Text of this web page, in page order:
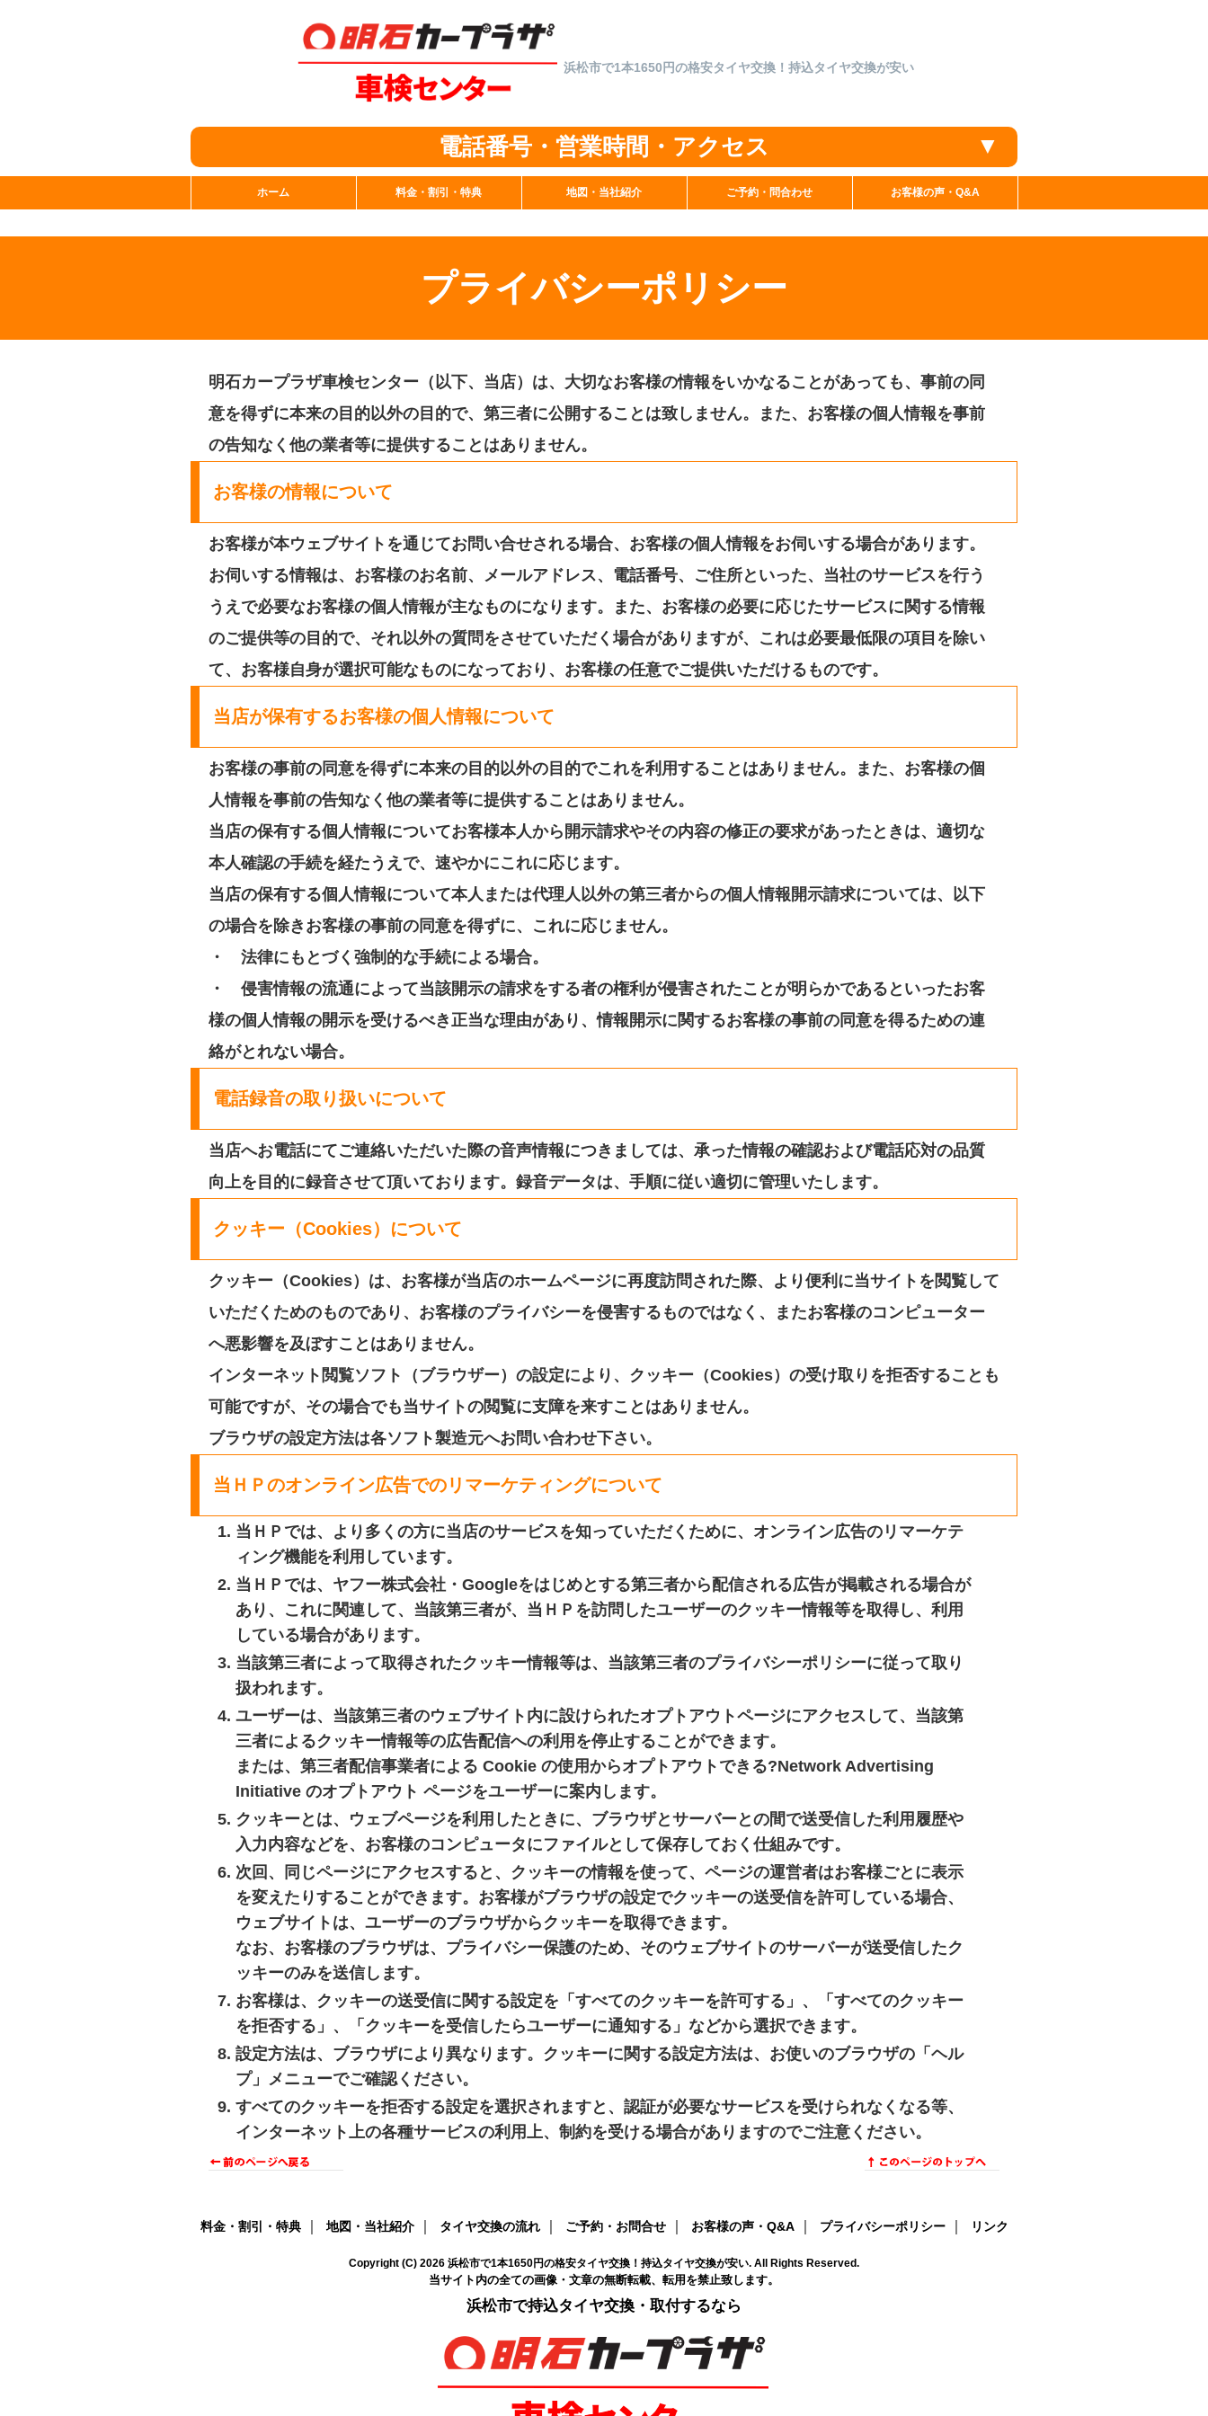
浜松市で1本1650円の格安タイヤ交換！持込タイヤ交換が安い
電話番号・営業時間・アクセス ▼
ホーム 料金・割引・特典 地図・当社紹介 ご予約・問合わせ お客様の声・Q&A
プライバシーポリシー
明石カープラザ車検センター（以下、当店）は、大切なお客様の情報をいかなることがあっても、事前の同
意を得ずに本来の目的以外の目的で、第三者に公開することは致しません。また、お客様の個人情報を事前
の告知なく他の業者等に提供することはありません。
お客様の情報について
お客様が本ウェブサイトを通じてお問い合せされる場合、お客様の個人情報をお伺いする場合があります。
お伺いする情報は、お客様のお名前、メールアドレス、電話番号、ご住所といった、当社のサービスを行う
うえで必要なお客様の個人情報が主なものになります。また、お客様の必要に応じたサービスに関する情報
のご提供等の目的で、それ以外の質問をさせていただく場合がありますが、これは必要最低限の項目を除い
て、お客様自身が選択可能なものになっており、お客様の任意でご提供いただけるものです。
当店が保有するお客様の個人情報について
お客様の事前の同意を得ずに本来の目的以外の目的でこれを利用することはありません。また、お客様の個
人情報を事前の告知なく他の業者等に提供することはありません。
当店の保有する個人情報についてお客様本人から開示請求やその内容の修正の要求があったときは、適切な
本人確認の手続を経たうえで、速やかにこれに応じます。
当店の保有する個人情報について本人または代理人以外の第三者からの個人情報開示請求については、以下
の場合を除きお客様の事前の同意を得ずに、これに応じません。
・ 法律にもとづく強制的な手続による場合。
・ 侵害情報の流通によって当該開示の請求をする者の権利が侵害されたことが明らかであるといったお客
様の個人情報の開示を受けるべき正当な理由があり、情報開示に関するお客様の事前の同意を得るための連
絡がとれない場合。
電話録音の取り扱いについて
当店へお電話にてご連絡いただいた際の音声情報につきましては、承った情報の確認および電話応対の品質
向上を目的に録音させて頂いております。録音データは、手順に従い適切に管理いたします。
クッキー（Cookies）について
クッキー（Cookies）は、お客様が当店のホームページに再度訪問された際、より便利に当サイトを閲覧して
いただくためのものであり、お客様のプライバシーを侵害するものではなく、またお客様のコンピューター
へ悪影響を及ぼすことはありません。
インターネット閲覧ソフト（ブラウザー）の設定により、クッキー（Cookies）の受け取りを拒否することも
可能ですが、その場合でも当サイトの閲覧に支障を来すことはありません。
ブラウザの設定方法は各ソフト製造元へお問い合わせ下さい。
当ＨＰのオンライン広告でのリマーケティングについて
当ＨＰでは、より多くの方に当店のサービスを知っていただくために、オンライン広告のリマーケテ
ィング機能を利用しています。
当ＨＰでは、ヤフー株式会社・Googleをはじめとする第三者から配信される広告が掲載される場合が
あり、これに関連して、当該第三者が、当ＨＰを訪問したユーザーのクッキー情報等を取得し、利用
している場合があります。
当該第三者によって取得されたクッキー情報等は、当該第三者のプライバシーポリシーに従って取り
扱われます。
ユーザーは、当該第三者のウェブサイト内に設けられたオプトアウトページにアクセスして、当該第
三者によるクッキー情報等の広告配信への利用を停止することができます。
または、第三者配信事業者による Cookie の使用からオプトアウトできる?Network Advertising
Initiative のオプトアウト ページをユーザーに案内します。
クッキーとは、ウェブページを利用したときに、ブラウザとサーバーとの間で送受信した利用履歴や
入力内容などを、お客様のコンピュータにファイルとして保存しておく仕組みです。
次回、同じページにアクセスすると、クッキーの情報を使って、ページの運営者はお客様ごとに表示
を変えたりすることができます。お客様がブラウザの設定でクッキーの送受信を許可している場合、
ウェブサイトは、ユーザーのブラウザからクッキーを取得できます。
なお、お客様のブラウザは、プライバシー保護のため、そのウェブサイトのサーバーが送受信したク
ッキーのみを送信します。
お客様は、クッキーの送受信に関する設定を「すべてのクッキーを許可する」、「すべてのクッキー
を拒否する」、「クッキーを受信したらユーザーに通知する」などから選択できます。
設定方法は、ブラウザにより異なります。クッキーに関する設定方法は、お使いのブラウザの「ヘル
プ」メニューでご確認ください。
すべてのクッキーを拒否する設定を選択されますと、認証が必要なサービスを受けられなくなる等、
インターネット上の各種サービスの利用上、制約を受ける場合がありますのでご注意ください。
料金・割引・特典｜ 地図・当社紹介｜ タイヤ交換の流れ｜ ご予約・お問合せ｜ お客様の声・Q&A｜ プライバシーポリシー｜ リンク
Copyright (C) 2026 浜松市で1本1650円の格安タイヤ交換！持込タイヤ交換が安い. All Rights Reserved.
当サイト内の全ての画像・文章の無断転載、転用を禁止致します。
浜松市で持込タイヤ交換・取付するなら